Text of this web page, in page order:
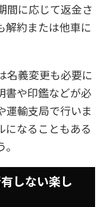
間に応じて返金さ
解約または他車に
名義変更も必要に
書や印鑑などが必
運輸支局で行いま
になることもある
しない楽し